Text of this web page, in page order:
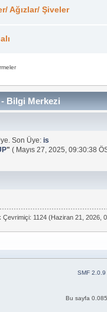
Ağızlar/ Şiveler
- Bilgi Merkezi
Son Üye:is
" ( Mayıs 27, 2025, 09:30:38
Çevrimiçi: 1124 (Haziran 21, 2026,
SMF 2.0.9
Bu sayfa